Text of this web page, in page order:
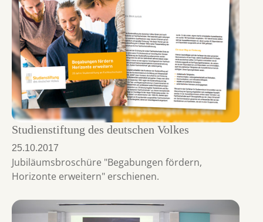
Studienstiftung des deutschen Volkes
25.10.2017
Jubiläumsbroschüre "Begabungen fördern,
Horizonte erweitern" erschienen.